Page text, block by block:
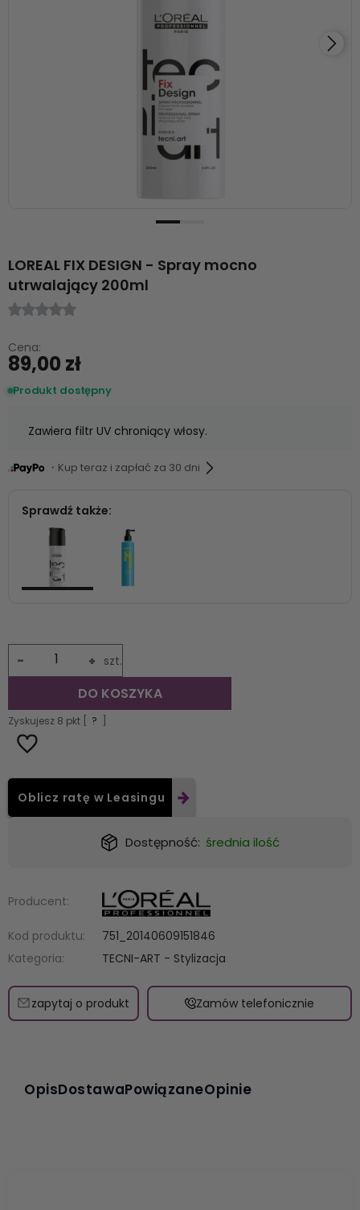
LOREAL FIX DESIGN - Spray mocno
utrwalający 200ml
Cena:
89,00 zł
Produkt dostępny
Zawiera filtr UV chroniący włosy.
・Kup teraz i zapłać za 30 dni
Sprawdź także:
+
- szt.
DO KOSZYKA
Zyskujesz 8 pkt [ ?
Oblicz ratę w Leasingu
Dostępność: średnia ilość
Producent:
Kod produktu:
751_20140609151846
Kategoria:
TECNI-ART - Stylizacja
zapytaj o produkt Zamów telefonicznie
OpisDostawaPowiązaneOpinie